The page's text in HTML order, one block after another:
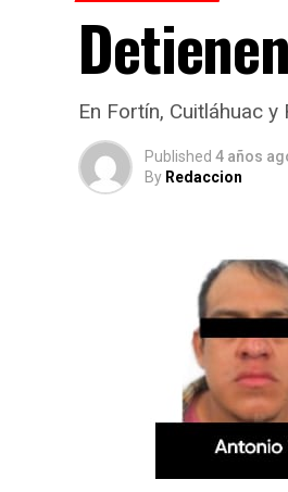
En Fortín, Cuitláhuac y
Published 4 años
By Redaccion